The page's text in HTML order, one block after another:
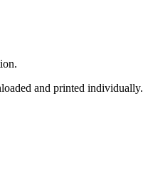
and printed individually.